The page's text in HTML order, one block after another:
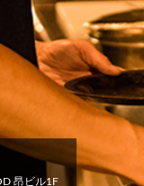
昂ビル1F